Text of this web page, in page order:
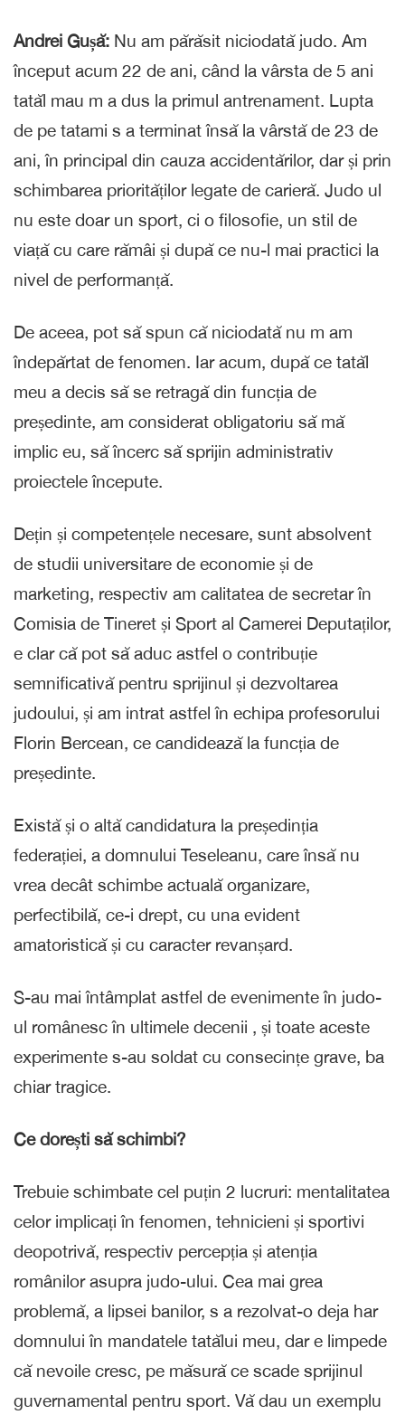
Andrei Gușă: Nu am părăsit niciodată judo. Am
început acum 22 de ani, când la vârsta de 5 ani
tatăl mau m a dus la primul antrenament. Lupta
de pe tatami s a terminat însă la vârstă de 23 de
ani, în principal din cauza accidentărilor, dar și prin
schimbarea priorităților legate de carieră. Judo ul
nu este doar un sport, ci o filosofie, un stil de
viață cu care rămâi și după ce nu-l mai practici la
nivel de performanță.
De aceea, pot să spun că niciodată nu m am
îndepărtat de fenomen. Iar acum, după ce tatăl
meu a decis să se retragă din funcția de
președinte, am considerat obligatoriu să mă
implic eu, să încerc să sprijin administrativ
proiectele începute.
Dețin și competențele necesare, sunt absolvent
de studii universitare de economie și de
marketing, respectiv am calitatea de secretar în
Comisia de Tineret și Sport al Camerei Deputaților,
e clar că pot să aduc astfel o contribuție
semnificativă pentru sprijinul și dezvoltarea
judoului, și am intrat astfel în echipa profesorului
Florin Bercean, ce candidează la funcția de
președinte.
Există și o altă candidatura la președinția
federației, a domnului Teseleanu, care însă nu
vrea decât schimbe actuală organizare,
perfectibilă, ce-i drept, cu una evident
amatoristică și cu caracter revanșard.
S-au mai întâmplat astfel de evenimente în judo-
ul românesc în ultimele decenii , și toate aceste
experimente s-au soldat cu consecințe grave, ba
chiar tragice.
Ce dorești să schimbi?
Trebuie schimbate cel puțin 2 lucruri: mentalitatea
celor implicați în fenomen, tehnicieni și sportivi
deopotrivă, respectiv percepția și atenția
românilor asupra judo-ului. Cea mai grea
problemă, a lipsei banilor, s a rezolvat-o deja har
domnului în mandatele tatălui meu, dar e limpede
că nevoile cresc, pe măsură ce scade sprijinul
guvernamental pentru sport. Vă dau un exemplu